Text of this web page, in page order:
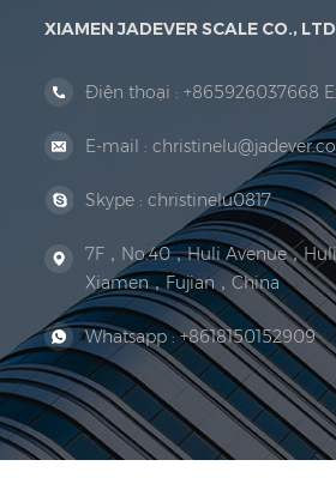
XIAMEN JADEVER SCALE CO., LTD
Điện thoại : +865926037668
E-mail :
Skype : christinelu0817
7F，No.40，Huli Avenue，
Xiamen，Fujian，China
Whatsapp :+8618150152909